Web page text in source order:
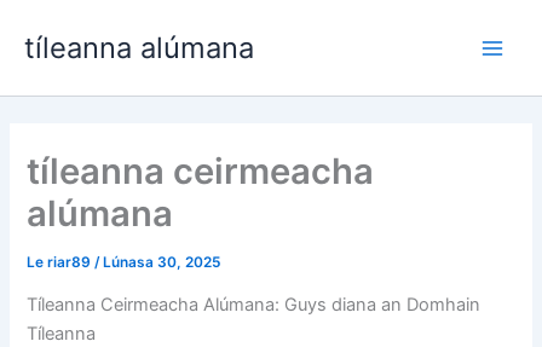
tíleanna alúmana
tíleanna ceirmeacha
alúmana
Leriar89 /Lúnasa 30, 2025
Tíleanna Ceirmeacha Alúmana: Guys diana an Domhain
Tíleanna